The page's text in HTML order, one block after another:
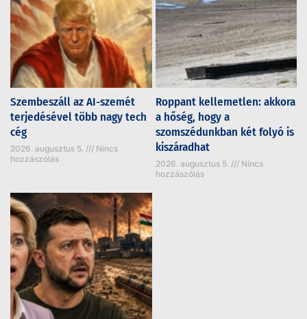
Szembeszáll az AI-szemét
terjedésével több nagy tech
cég
2026. augusztus 5.
Nincs
hozzászólás
Roppant kellemetlen: akkora
a hőség, hogy a
szomszédunkban két folyó is
kiszáradhat
2026. augusztus 5.
Nincs
hozzászólás